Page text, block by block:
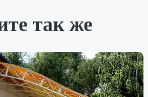
так же